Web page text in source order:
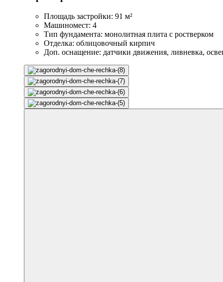
Площадь застройки: 91 м²
Машиномест: 4
Тип фундамента: монолитная плита с ростверком
Отделка: облицовочный кирпич
Доп. оснащение: датчики движения, ливневка,